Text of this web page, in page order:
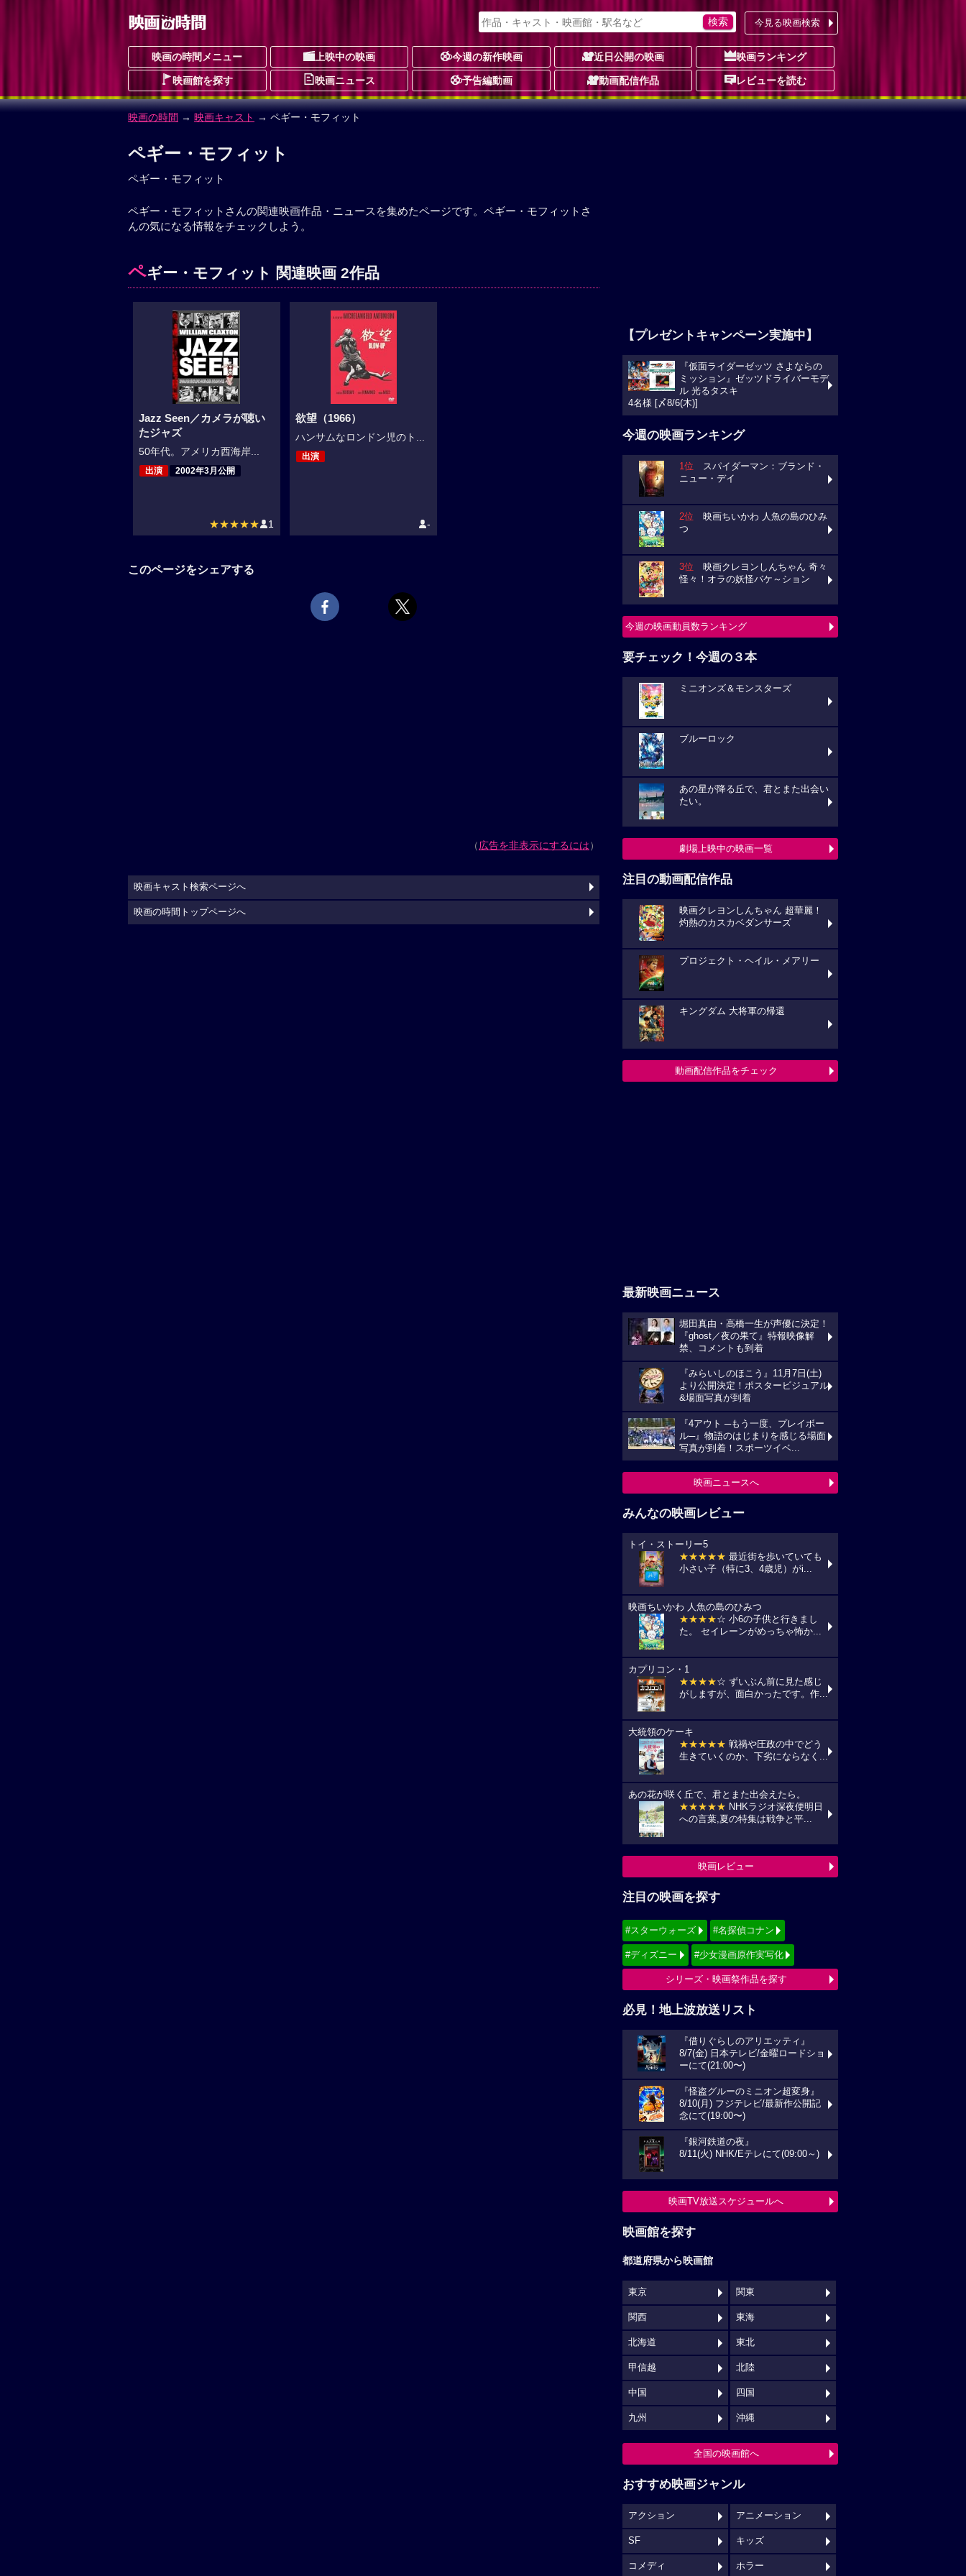
今見る映画検索
映画の時間メニュー 上映中の映画 今週の新作映画 近日公開の映画 映画ランキング
映画館を探す 映画ニュース 予告編動画 動画配信作品 レビューを読む
映画の時間 → 映画キャスト → ペギー・モフィット
ペギー・モフィット
ペギー・モフィット
ペギー・モフィットさんの関連映画作品・ニュースを集めたページです。ペギー・モフィットさ
んの気になる情報をチェックしよう。
ペギー・モフィット 関連映画 2作品
Jazz Seen／カメラが聴い
たジャズ
50年代。アメリカ西海岸...
出演 2002年3月公開
★★★★★ 1
欲望（1966）
ハンサムなロンドン児のト...
出演
-
このページをシェアする
（広告を非表示にするには）
【プレゼントキャンペーン実施中】
『仮面ライダーゼッツ さよならの
ミッション』ゼッツドライバーモデ
ル 光るタスキ
4名様 [〆8/6(木)]
今週の映画ランキング
1位 スパイダーマン：ブランド・
ニュー・デイ
2位 映画ちいかわ 人魚の島のひみ
つ
3位 映画クレヨンしんちゃん 奇々
怪々！オラの妖怪バケ～ション
今週の映画動員数ランキング
要チェック！今週の３本
ミニオンズ＆モンスターズ
ブルーロック
あの星が降る丘で、君とまた出会い
たい。
劇場上映中の映画一覧
注目の動画配信作品
映画クレヨンしんちゃん 超華麗！
灼熱のカスカベダンサーズ
プロジェクト・ヘイル・メアリー
キングダム 大将軍の帰還
動画配信作品をチェック
最新映画ニュース
堀田真由・高橋一生が声優に決定！
『ghost／夜の果て』特報映像解
禁、コメントも到着
『みらいしのほこう』11月7日(土)
より公開決定！ポスタービジュアル
&場面写真が到着
『4アウト ─もう一度、プレイボー
ル─』物語のはじまりを感じる場面
写真が到着！スポーツイベ...
映画ニュースへ
みんなの映画レビュー
トイ・ストーリー5
★★★★★ 最近街を歩いていても
小さい子（特に3、4歳児）がi...
映画ちいかわ 人魚の島のひみつ
★★★★☆ 小6の子供と行きまし
た。 セイレーンがめっちゃ怖か...
カプリコン・1
★★★★☆ ずいぶん前に見た感じ
がしますが、面白かったです。作...
大統領のケーキ
★★★★★ 戦禍や圧政の中でどう
生きていくのか、下劣にならなく...
あの花が咲く丘で、君とまた出会えたら。
★★★★★ NHKラジオ深夜便明日
への言葉,夏の特集は戦争と平...
映画レビュー
注目の映画を探す
#スターウォーズ #名探偵コナン
#ディズニー #少女漫画原作実写化
シリーズ・映画祭作品を探す
必見！地上波放送リスト
『借りぐらしのアリエッティ』
8/7(金) 日本テレビ/金曜ロードショ
ーにて(21:00〜)
『怪盗グルーのミニオン超変身』
8/10(月) フジテレビ/最新作公開記
念にて(19:00〜)
『銀河鉄道の夜』
8/11(火) NHK/Eテレにて(09:00～)
映画TV放送スケジュールへ
映画館を探す
都道府県から映画館
東京 関東
関西 東海
北海道 東北
甲信越 北陸
中国 四国
九州 沖縄
全国の映画館へ
おすすめ映画ジャンル
アクション アニメーション
SF キッズ
コメディ ホラー
映画キャスト検索ページへ
映画の時間トップページへ